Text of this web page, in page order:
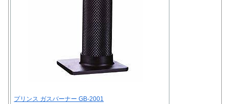
プリンス ガスバーナー GB-2001